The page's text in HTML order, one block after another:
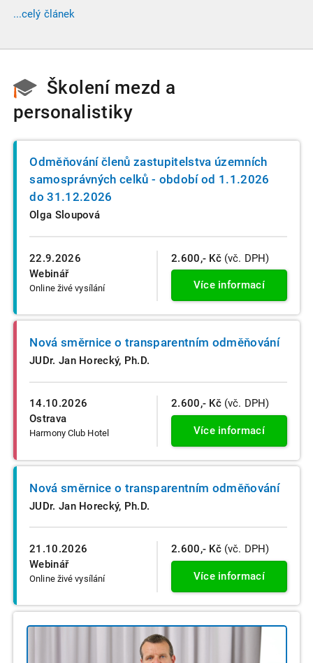
prohlídkami. Vybrali jsme tři zásadní změny, které ovlivní
vaši každodenní praxi, a stručný přehled ostatních novinek.
...celý článek
Školení mezd a
personalistiky
22.9.2026
Webinář
Online živé vysílání
Odměňování členů zastupitelstva územních
samosprávných celků - období od 1.1.2026
do 31.12.2026
Olga Sloupová
2.600,- Kč (vč. DPH)
Více informací
14.10.2026
Ostrava
Harmony Club Hotel
Nová směrnice o transparentním odměňování
JUDr. Jan Horecký, Ph.D.
2.600,- Kč (vč. DPH)
Více informací
21.10.2026
Webinář
Online živé vysílání
Nová směrnice o transparentním odměňování
JUDr. Jan Horecký, Ph.D.
2.600,- Kč (vč. DPH)
Více informací